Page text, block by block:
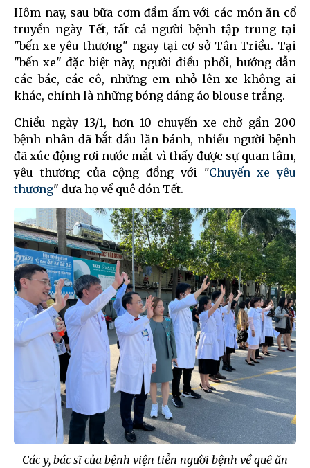
Hôm nay, sau bữa cơm đầm ấm với các món ăn cổ
truyền ngày Tết, tất cả người bệnh tập trung tại
"bến xe yêu thương" ngay tại cơ sở Tân Triều. Tại
"bến xe" đặc biệt này, người điều phối, hướng dẫn
các bác, các cô, những em nhỏ lên xe không ai
khác, chính là những bóng dáng áo blouse trắng.
Chiều ngày 13/1, hơn 10 chuyến xe chở gần 200
bệnh nhân đã bắt đầu lăn bánh, nhiều người bệnh
đã xúc động rơi nước mắt vì thấy được sự quan tâm,
yêu thương của cộng đồng với "Chuyến xe yêu
thương" đưa họ về quê đón Tết.
Các y, bác sĩ của bệnh viện tiễn người bệnh về quê ăn